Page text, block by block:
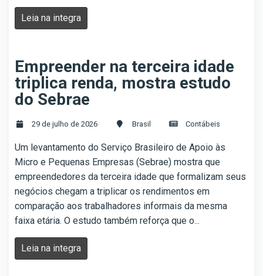
Leia na integra
Empreender na terceira idade
triplica renda, mostra estudo
do Sebrae
29 de julho de 2026 Brasil Contábeis
Um levantamento do Serviço Brasileiro de Apoio às
Micro e Pequenas Empresas (Sebrae) mostra que
empreendedores da terceira idade que formalizam seus
negócios chegam a triplicar os rendimentos em
comparação aos trabalhadores informais da mesma
faixa etária. O estudo também reforça que o...
Leia na integra